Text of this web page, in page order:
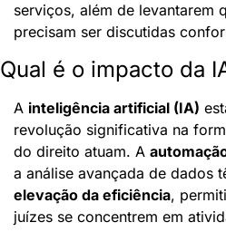
serviços, além de levantarem
precisam ser discutidas
Qual é o impacto da
A inteligência artificial (IA)
revolução significativa na
do direito atuam. A
elevação da eficiência,
juízes se concentrem em